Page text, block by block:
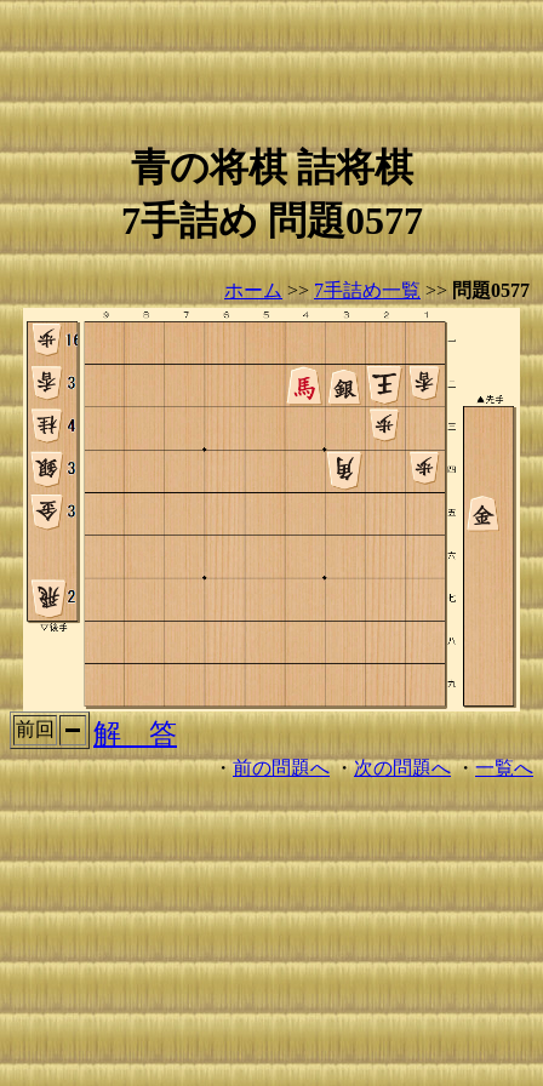
青の将棋 詰将棋
7手詰め 問題0577
ホーム >> 7手詰め一覧 >> 問題0577
前回 解 答
・前の問題へ・次の問題へ・一覧へ